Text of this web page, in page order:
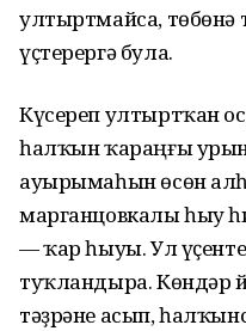
ултыртмайса, төбөнә
үҫтерергә була.
Күсереп ултыртҡан
һалҡын ҡараңғы
ауырымаһын өсөн
марганцовкалы һыу
— ҡар һыуы. Ул
туҡландыра. Көндәр
тәҙрәне асып,